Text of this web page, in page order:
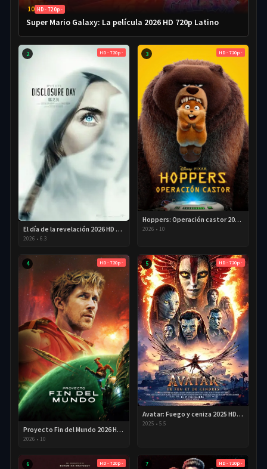
10 HD - 720p -
Super Mario Galaxy: La película 2026 HD 720p Latino
2 HD - 720p -
El día de la revelación 2026 HD 720P Latino
2026 • 6.3
3 HD - 720p -
Hoppers: Operación castor 2026 HD 720p Latino
2026 • 10
4 HD - 720p -
Proyecto Fin del Mundo 2026 HD 720p Latino
2026 • 10
5 HD - 720p -
Avatar: Fuego y ceniza 2025 HD 720p Latino
2025 • 5.5
6 HD - 720p - 7 HD - 720p -